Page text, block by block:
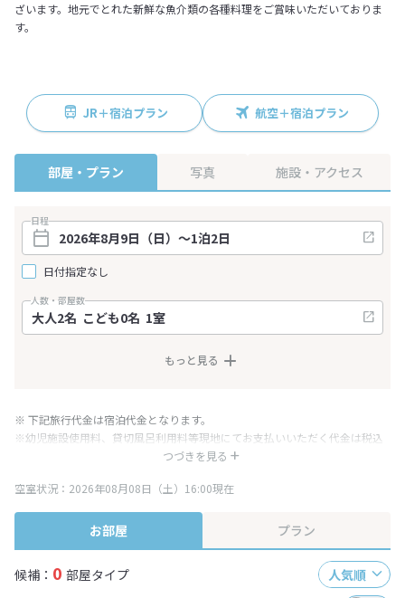
ざいます。地元でとれた新鮮な魚介類の各種料理をご賞味いただいておりま
す。
JR＋宿泊プラン 航空＋宿泊プラン
部屋・プラン 写真 施設・アクセス
日程
日付指定なし
人数・部屋数
もっと見る
つづきを見る
※ 下記旅行代金は宿泊代金となります。
※幼児施設使用料、貸切風呂利用料等現地にてお支払いいただく代金は税込
み表記となりますが、消費税増税に伴い代金が一部変更となる場合がござい
※表示されている旅行代金・プラン内容は一定時間ごとに更新されます。最
終確認画面でご確認ください。
空室状況：2026年08月08日（土）16:00現在
お部屋 プラン
候補： 0 部屋タイプ
人気順